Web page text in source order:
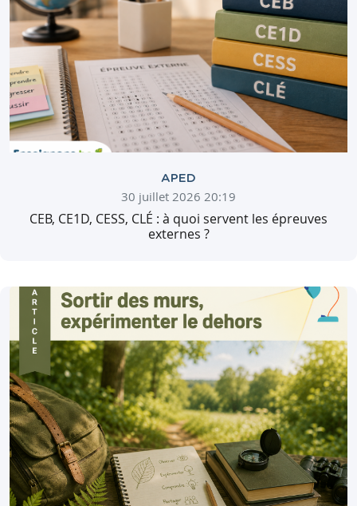
APED
30 juillet 2026 20:19
CEB, CE1D, CESS, CLÉ : à quoi servent les épreuves
externes ?